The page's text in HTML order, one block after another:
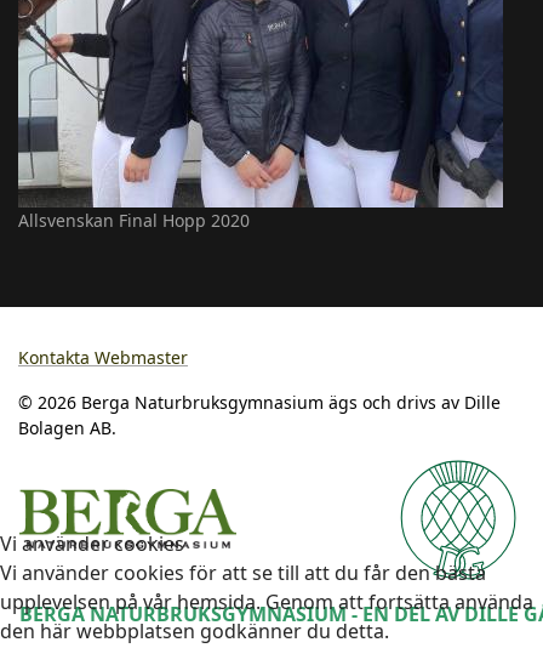
Allsvenskan Final Hopp 2020
Kontakta Webmaster
© 2026 Berga Naturbruksgymnasium ägs och drivs av Dille
Bolagen AB.
BERGA NATURBRUKSGYMNASIUM - EN DEL AVDILLE
Vi använder cookies
Vi använder cookies för att se till att du får den bästa
upplevelsen på vår hemsida. Genom att fortsätta använda
den här webbplatsen godkänner du detta.